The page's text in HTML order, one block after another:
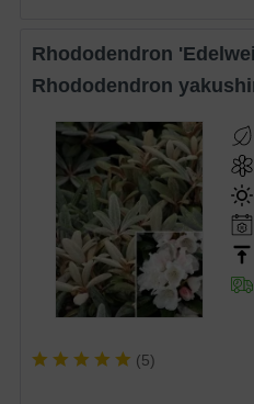
Rhododendron
Rhododendron
(5)